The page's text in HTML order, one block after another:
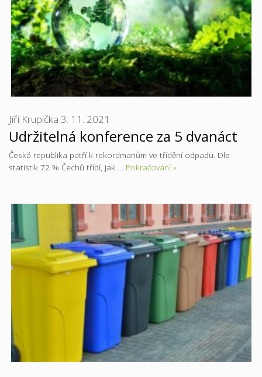
Udržitelná konference za 5 dvanáct
Jiří Krupička 3. 11. 2021
Česká republika patří k rekordmanům ve třídění odpadu. Dle
statistik 72 % Čechů třídí, jak … Pokračování »